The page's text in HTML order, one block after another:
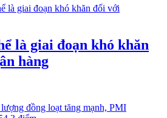
là giai đoạn khó khăn
hàng